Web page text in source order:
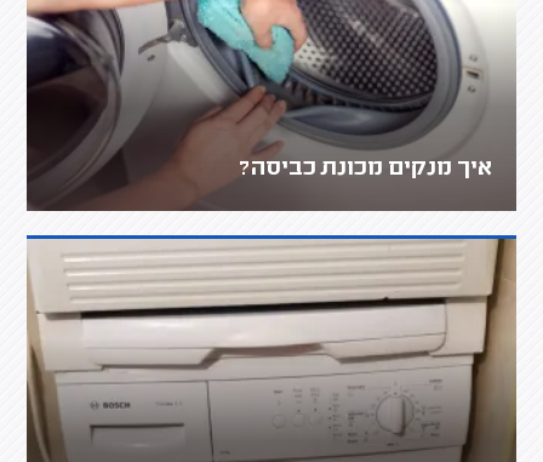
איך מנקים מכונת כביסה?